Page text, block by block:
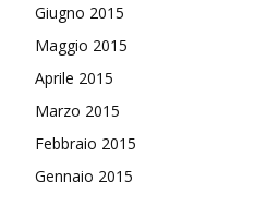
Giugno 2015
Maggio 2015
Aprile 2015
Marzo 2015
Febbraio 2015
Gennaio 2015